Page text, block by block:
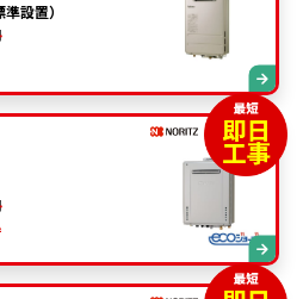
設置）